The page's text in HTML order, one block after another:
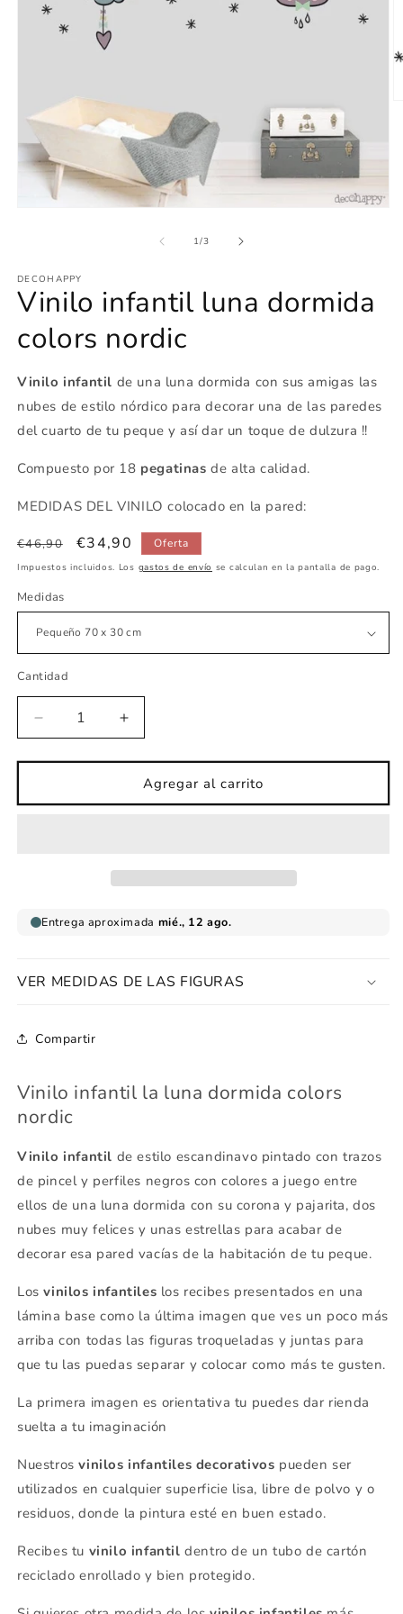
una
ventana
modal
1/de
3
DECOHAPPY
Vinilo infantil luna dormida
colors nordic
Vinilo infantil de una luna dormida con sus amigas las
nubes de estilo nórdico para decorar una de las paredes
del cuarto de tu peque y así dar un toque de dulzura !!
Compuesto por 18 pegatinas de alta calidad.
MEDIDAS DEL VINILO colocado en la pared:
Precio
habitual
€46,90
Precio
de
€34,90 Oferta
Impuestos incluidos. Los gastos de envío se calculan en la pantalla de pago.
Medidas
Cantidad
Reducir
cantidad
para
infantil
Aumentar
cantidad
para
Vinilo
infantil
Agregar al carrito
VER MEDIDAS DE LAS FIGURAS
Compartir
Vinilo infantil la luna dormida colors
nordic
Vinilo infantil de estilo escandinavo pintado con trazos
de pincel y perfiles negros con colores a juego entre
ellos de una luna dormida con su corona y pajarita, dos
nubes muy felices y unas estrellas para acabar de
decorar esa pared vacías de la habitación de tu peque.
Los vinilos infantiles los recibes presentados en una
lámina base como la última imagen que ves un poco más
arriba con todas las figuras troqueladas y juntas para
que tu las puedas separar y colocar como más te gusten.
La primera imagen es orientativa tu puedes dar rienda
suelta a tu imaginación
Nuestrosvinilos infantiles decorativos pueden ser
utilizados en cualquier superficie lisa, libre de polvo y o
residuos, donde la pintura esté en buen estado.
Recibes tu vinilo infantil dentro de un tubo de cartón
reciclado enrollado y bien protegido.